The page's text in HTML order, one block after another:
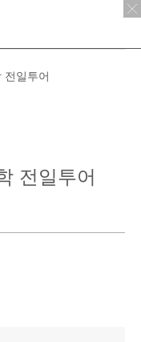
일투어
전일투어